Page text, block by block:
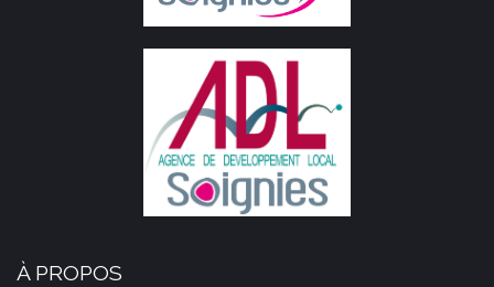
À PROPOS